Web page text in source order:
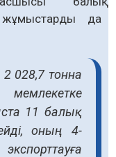
жұмыстарды да
028,7 тонна
11 балық
оның 4-